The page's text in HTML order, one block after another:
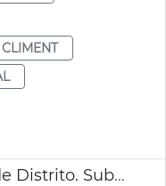
Mercados Municipales de Distrito. Subasta de puestos: 28 de septiembre de 2026